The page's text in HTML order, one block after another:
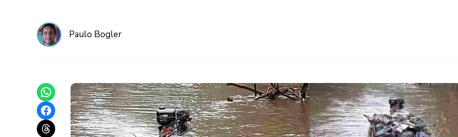
Paulo Bogler
Share on WhatsApp
Share on Facebook
Share on Threads